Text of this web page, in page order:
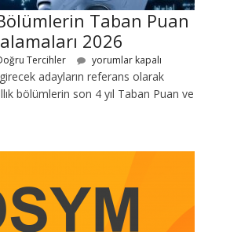
Taban Puan
2026
Tercihler yorumlar kapalı
girecek adayların referans olarak
bölümlerin son 4 yıl Taban Puan ve